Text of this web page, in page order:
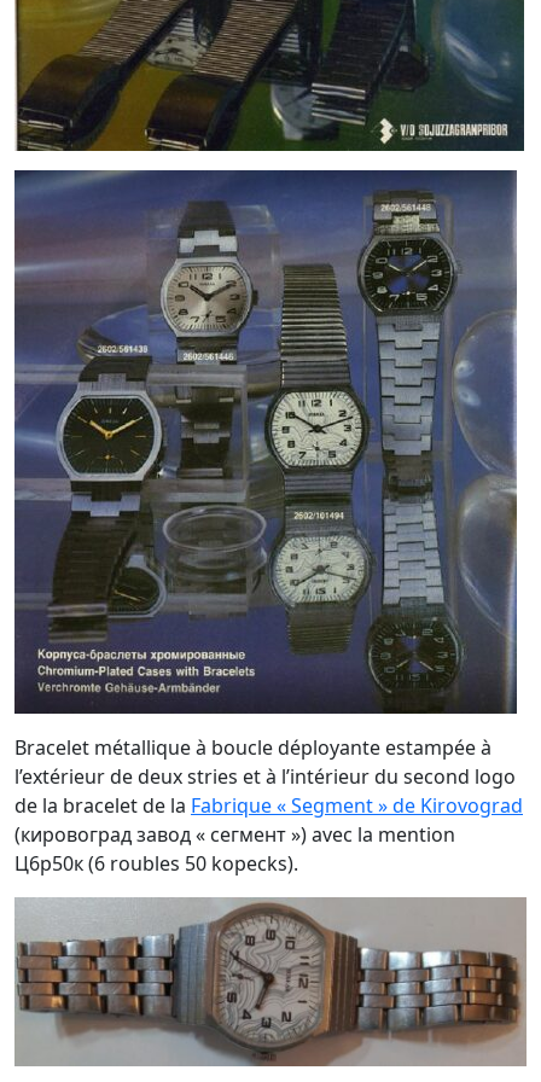
Bracelet métallique à boucle déployante estampée à
l’extérieur de deux stries et à l’intérieur du second logo
de la bracelet de la Fabrique « Segment » de Kirovograd
(кировоград завод « сегмент ») avec la mention
Ц6р50к (6 roubles 50 kopecks).